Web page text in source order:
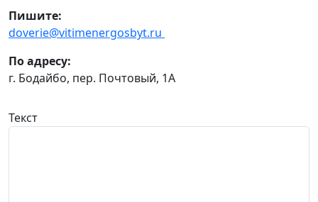
Пишите:
doverie@vitimenergosbyt.ru
По адресу:
г. Бодайбо, пер. Почтовый, 1А
Текст